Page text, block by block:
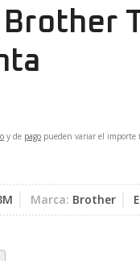
y de pago pueden variar el importe
Marca: Brother